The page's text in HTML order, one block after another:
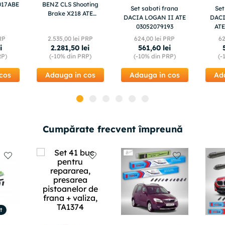
BENZ CLS Shooting
Brake X218 ATE
2.535,00lei PRP
2.281,50 lei
(-10%din PRP)
Adauga in cos
Set saboti frana
DACIA LOGAN II ATE
03052079193
624,00 lei PRP
561,60 lei
(-10%din PRP)
Adauga in cos
(-
Cumpărate frecvent împreună